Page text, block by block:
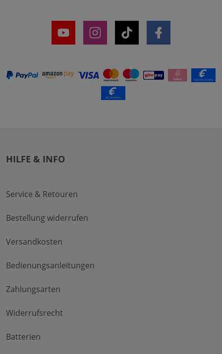
HILFE & INFO
Service & Retouren
Bestellung widerrufen
Versandkosten
Bedienungsanleitungen
Zahlungsarten
Widerrufsrecht
Batterien